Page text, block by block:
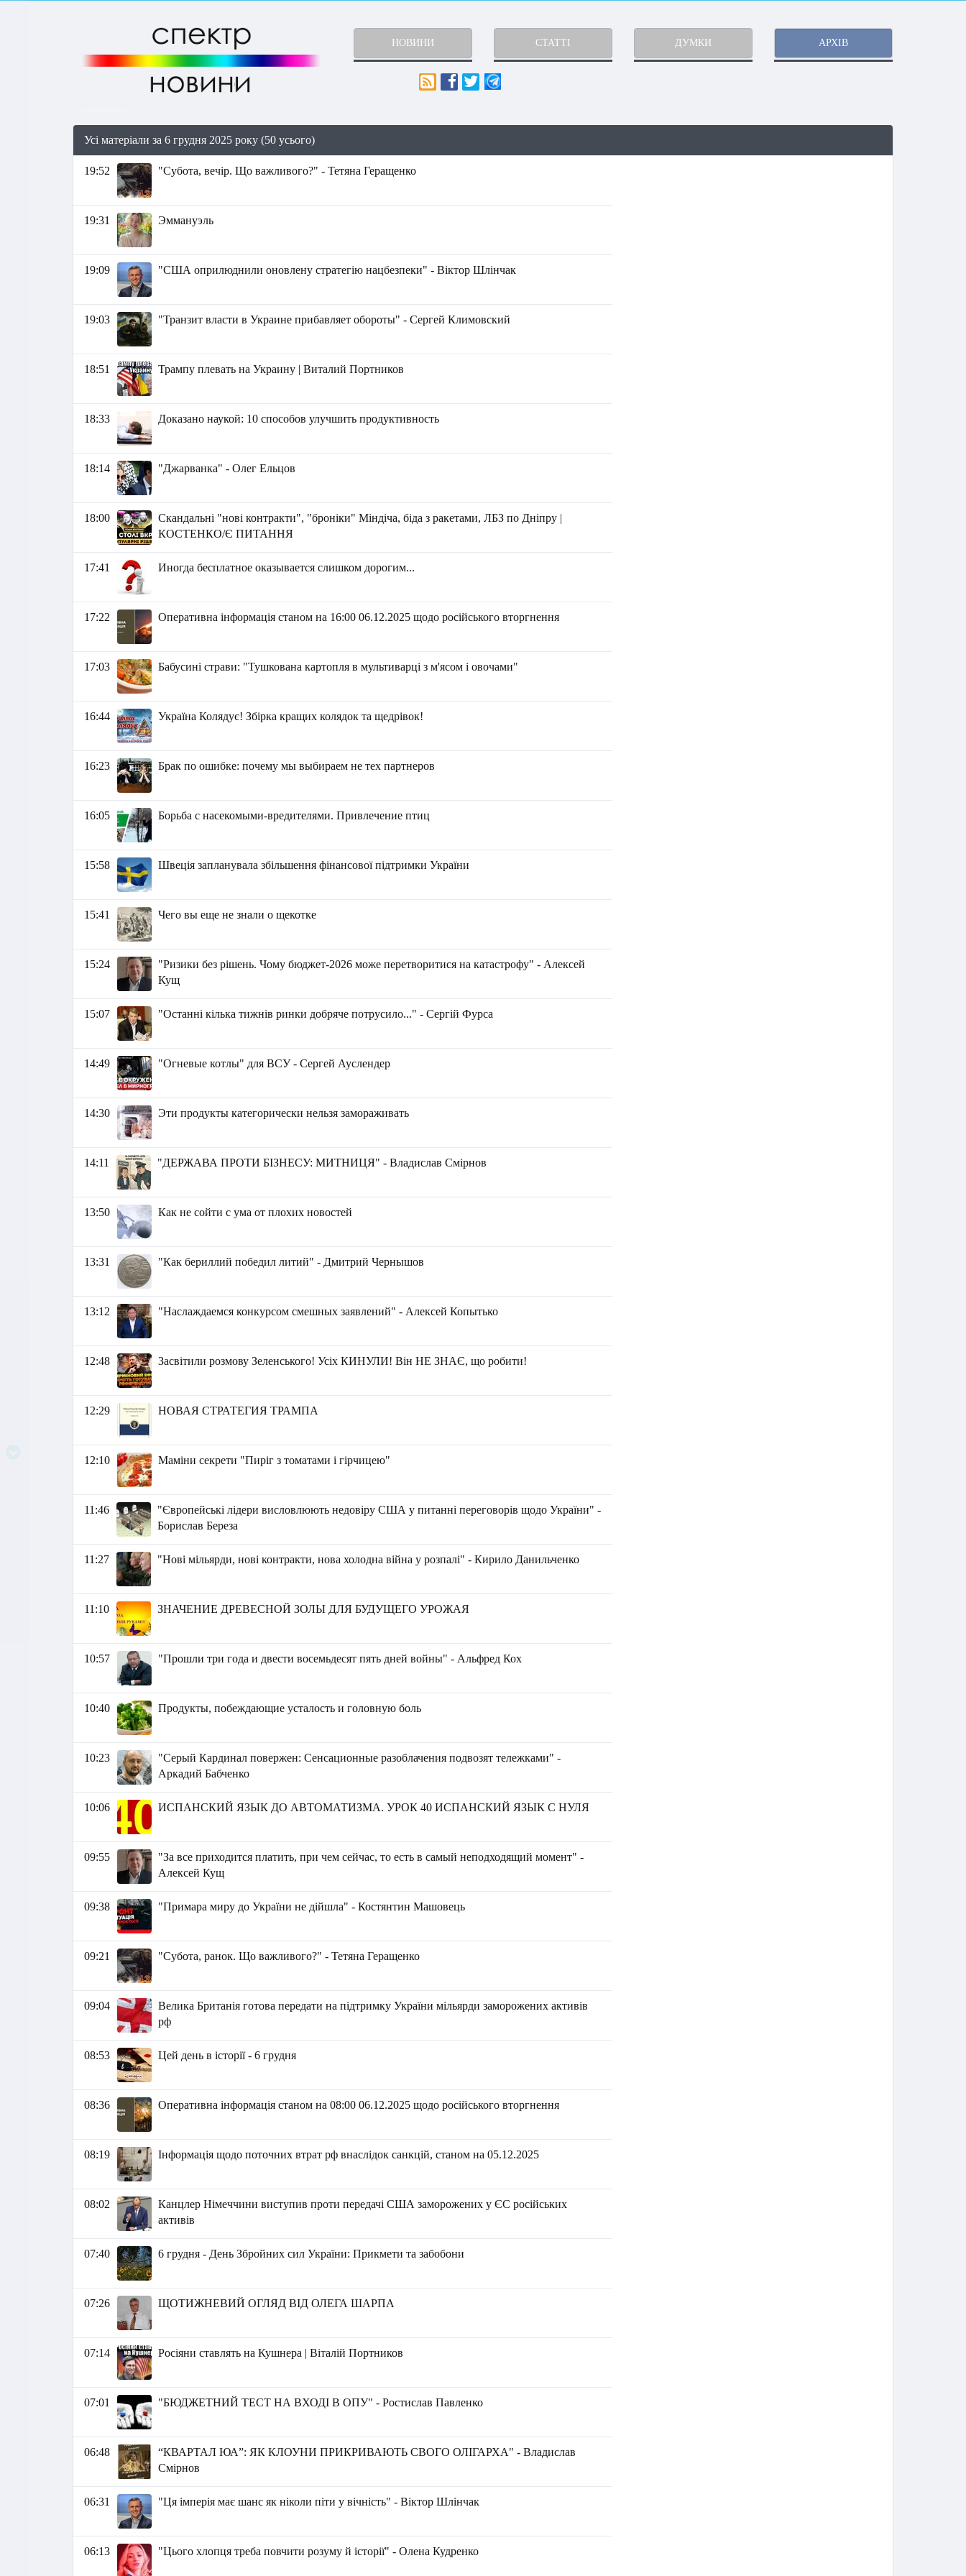
НОВИНИ СТАТТІ ДУМКИ АРХІВ
Усі матеріали за 6 грудня 2025 року (50 усього)
19:52 "Субота, вечір. Що важливого?" - Тетяна Геращенко
19:31 Эммануэль
19:09 "США оприлюднили оновлену стратегію нацбезпеки" - Віктор Шлінчак
19:03 "Транзит власти в Украине прибавляет обороты" - Сергей Климовский
18:51 Трампу плевать на Украину | Виталий Портников
18:33 Доказано наукой: 10 способов улучшить продуктивность
18:14 "Джарванка" - Олег Ельцов
18:00
Скандальні "нові контракти", "броніки" Міндіча, біда з ракетами, ЛБЗ по Дніпру |
КОСТЕНКО/Є ПИТАННЯ
17:41 Иногда бесплатное оказывается слишком дорогим...
17:22 Оперативна інформація станом на 16:00 06.12.2025 щодо російського вторгнення
17:03 Бабусині страви: "Тушкована картопля в мультиварці з м'ясом і овочами"
16:44 Україна Колядує! Збірка кращих колядок та щедрівок!
16:23 Брак по ошибке: почему мы выбираем не тех партнеров
16:05 Борьба с насекомыми-вредителями. Привлечение птиц
15:58 Швеція запланувала збільшення фінансової підтримки України
15:41 Чего вы еще не знали о щекотке
15:24
"Ризики без рішень. Чому бюджет-2026 може перетворитися на катастрофу" - Алексей
Кущ
15:07 "Останні кілька тижнів ринки добряче потрусило..." - Сергій Фурса
14:49 "Огневые котлы" для ВСУ - Сергей Ауслендер
14:30 Эти продукты категорически нельзя замораживать
14:11 "ДЕРЖАВА ПРОТИ БІЗНЕСУ: МИТНИЦЯ" - Владислав Смірнов
13:50 Как не сойти с ума от плохих новостей
13:31 "Как бериллий победил литий" - Дмитрий Чернышов
13:12 "Наслаждаемся конкурсом смешных заявлений" - Алексей Копытько
12:48 Засвітили розмову Зеленського! Усіх КИНУЛИ! Він НЕ ЗНАЄ, що робити!
12:29 НОВАЯ СТРАТЕГИЯ ТРАМПА
12:10 Маміни секрети "Пиріг з томатами і гірчицею"
11:46
"Європейські лідери висловлюють недовіру США у питанні переговорів щодо України" -
Борислав Береза
11:27 "Нові мільярди, нові контракти, нова холодна війна у розпалі" - Кирило Данильченко
11:10 ЗНАЧЕНИЕ ДРЕВЕСНОЙ ЗОЛЫ ДЛЯ БУДУЩЕГО УРОЖАЯ
10:57 "Прошли три года и двести восемьдесят пять дней войны" - Альфред Кох
10:40 Продукты, побеждающие усталость и головную боль
10:23
"Серый Кардинал повержен: Сенсационные разоблачения подвозят тележками" -
Аркадий Бабченко
10:06 ИСПАНСКИЙ ЯЗЫК ДО АВТОМАТИЗМА. УРОК 40 ИСПАНСКИЙ ЯЗЫК С НУЛЯ
09:55
"За все приходится платить, при чем сейчас, то есть в самый неподходящий момент" -
Алексей Кущ
09:38 "Примара миру до України не дійшла" - Костянтин Машовець
09:21 "Субота, ранок. Що важливого?" - Тетяна Геращенко
09:04
Велика Британія готова передати на підтримку України мільярди заморожених активів
рф
08:53 Цей день в історії - 6 грудня
08:36 Оперативна інформація станом на 08:00 06.12.2025 щодо російського вторгнення
08:19 Інформація щодо поточних втрат рф внаслідок санкцій, станом на 05.12.2025
08:02
Канцлер Німеччини виступив проти передачі США заморожених у ЄС російських
активів
07:40 6 грудня - День Збройних сил України: Прикмети та забобони
07:26 ЩОТИЖНЕВИЙ ОГЛЯД ВІД ОЛЕГА ШАРПА
07:14 Росіяни ставлять на Кушнера | Віталій Портников
07:01 "БЮДЖЕТНИЙ ТЕСТ НА ВХОДІ В ОПУ" - Ростислав Павленко
06:48
“КВАРТАЛ ЮА”: ЯК КЛОУНИ ПРИКРИВАЮТЬ СВОГО ОЛІГАРХА" - Владислав
Смірнов
06:31 "Ця імперія має шанс як ніколи піти у вічність" - Віктор Шлінчак
06:13 "Цього хлопця треба повчити розуму й історії" - Олена Кудренко